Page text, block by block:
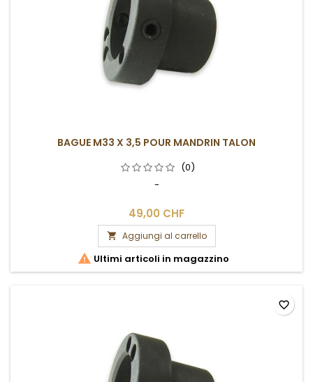
BAGUE M33 X 3,5 POUR MANDRIN TALON
(0)
-
49,00 CHF
 Aggiungi al carrello
 Ultimi articoli in magazzino
favorite_border